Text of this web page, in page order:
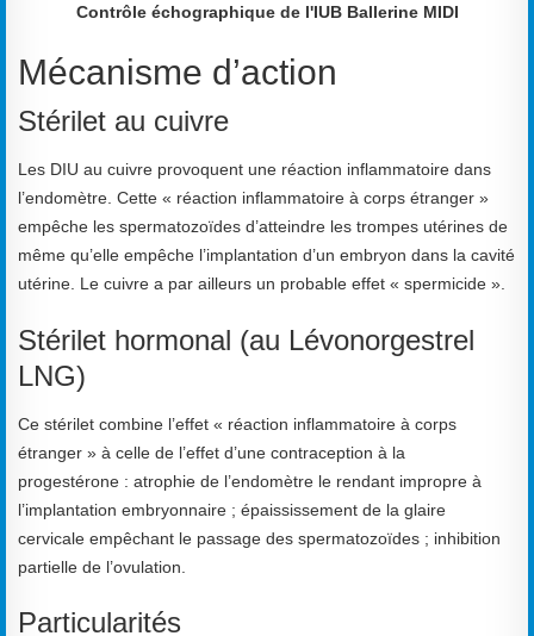
Contrôle échographique de l'IUB Ballerine MIDI
Mécanisme d’action
Stérilet au cuivre
Les DIU au cuivre provoquent une réaction inflammatoire dans
l’endomètre. Cette « réaction inflammatoire à corps étranger »
empêche les spermatozoïdes d’atteindre les trompes utérines de
même qu’elle empêche l’implantation d’un embryon dans la cavité
utérine. Le cuivre a par ailleurs un probable effet « spermicide ».
Stérilet hormonal (au Lévonorgestrel
LNG)
Ce stérilet combine l’effet « réaction inflammatoire à corps
étranger » à celle de l’effet d’une contraception à la
progestérone : atrophie de l’endomètre le rendant impropre à
l’implantation embryonnaire ; épaississement de la glaire
cervicale empêchant le passage des spermatozoïdes ; inhibition
partielle de l’ovulation.
Particularités